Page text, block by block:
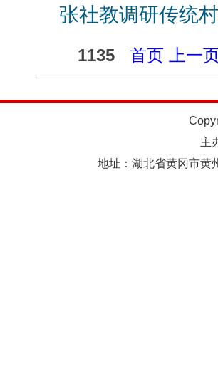
张社教调研传统
1135 首页 上一
主
地址：湖北省黄冈市黄